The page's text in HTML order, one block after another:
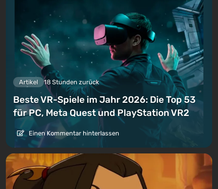
Artikel 18 Stunden zurück
Beste VR-Spiele im Jahr 2026: Die Top 53
für PC, Meta Quest und PlayStation VR2
Einen Kommentar hinterlassen